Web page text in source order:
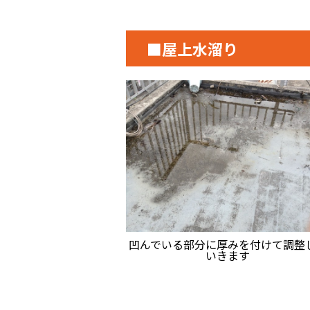
■屋上水溜り
凹んでいる部分に厚みを付けて調整
いきます